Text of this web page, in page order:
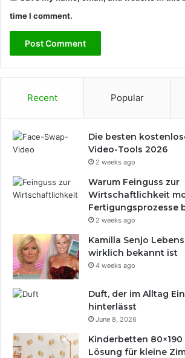
time I comment.
Recent Popular
Die besten
Video-Tools 2026
2 weeks ago
Warum Feinguss zur
Wirtschaftlichkeit
Fertigungsprozesse
2 weeks ago
Kamilla Senjo
wirklich bekannt ist
4 weeks ago
Duft, der im Alltag
hinterlässt
June 8, 2026
Kinderbetten 80×190
Lösung für kleine